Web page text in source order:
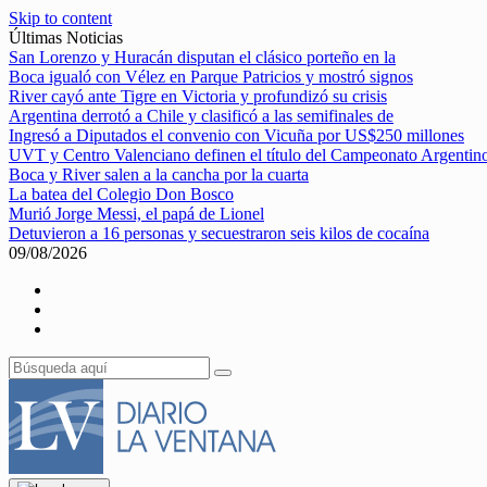
Skip to content
Últimas Noticias
San Lorenzo y Huracán disputan el clásico porteño en la
Boca igualó con Vélez en Parque Patricios y mostró signos
River cayó ante Tigre en Victoria y profundizó su crisis
Argentina derrotó a Chile y clasificó a las semifinales de
Ingresó a Diputados el convenio con Vicuña por US$250 millones
UVT y Centro Valenciano definen el título del Campeonato
Boca y River salen a la cancha por la cuarta
La batea del Colegio Don Bosco
Murió Jorge Messi, el papá de Lionel
Detuvieron a 16 personas y secuestraron seis kilos de cocaína
09/08/2026